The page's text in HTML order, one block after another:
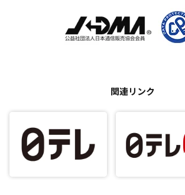
関連リンク